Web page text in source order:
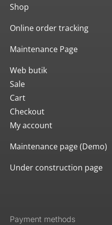
Shop
Online order tracking
Maintenance Page
Web butik
Sale
Cart
Checkout
My account
Maintenance page (Demo)
Under construction page
Payment methods